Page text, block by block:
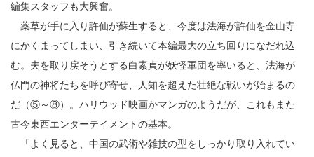
編集スタッフも大興奮。
薬草が手に入り許仙が蘇生すると、今度は法海が許仙を金山寺
にかくまってしまい、引き続いて本編最大の立ち回りになだれ込
む。夫を取り戻そうとする白素貞が妖怪軍団を率いると、法海が
仏門の神将たちを呼び寄せ、人知を超えた壮絶な戦いが始まるの
だ（⑤～⑧）。ハリウッド映画かマンガのようだが、これもまた
古今東西エンターテイメントの基本。
「よく見ると、中国の武術や雑技の型をしっかり取り入れてい